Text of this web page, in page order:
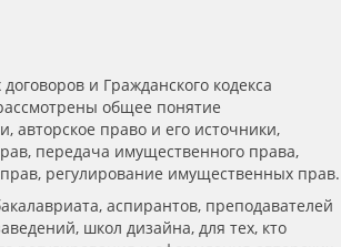
и Гражданского кодекса
общее понятие
авторское право и его источники,
передача имущественного права,
регулирование имущественных прав.
аспирантов, преподавателей
школ дизайна, для тех, кто